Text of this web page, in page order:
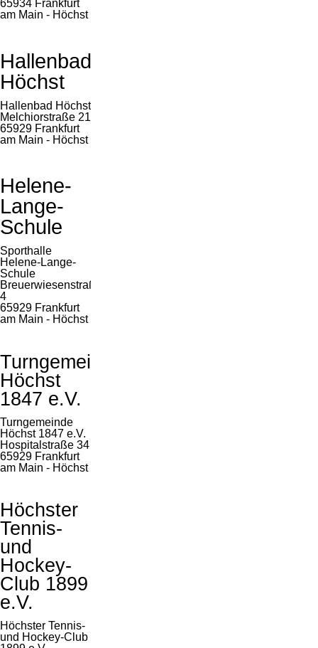
65934 Frankfurt
am Main - Höchst
Hallenbad
Höchst
Hallenbad Höchst
Melchiorstraße 21
65929 Frankfurt
am Main - Höchst
Helene-
Lange-
Schule
Sporthalle
Helene-Lange-
Schule
Breuerwiesenstraße
4
65929 Frankfurt
am Main - Höchst
Turngemeinde
Höchst
1847 e.V.
Turngemeinde
Höchst 1847 e.V.
Hospitalstraße 34
65929 Frankfurt
am Main - Höchst
Höchster
Tennis-
und
Hockey-
Club 1899
e.V.
Höchster Tennis-
und Hockey-Club